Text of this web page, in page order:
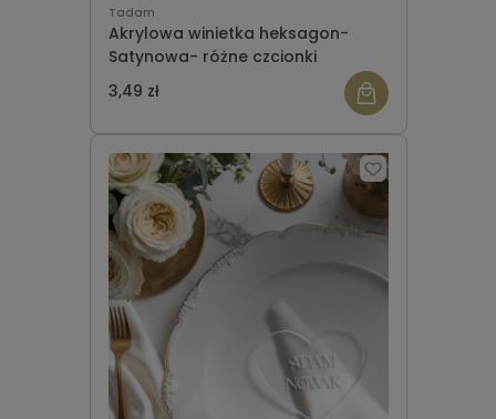
Tadam
Akrylowa winietka heksagon-
Satynowa- różne czcionki
3,49 zł